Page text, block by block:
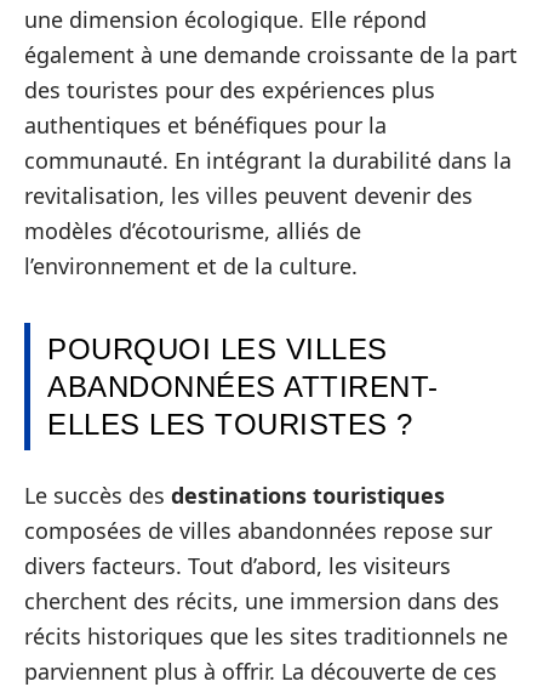
une dimension écologique. Elle répond
également à une demande croissante de la part
des touristes pour des expériences plus
authentiques et bénéfiques pour la
communauté. En intégrant la durabilité dans la
revitalisation, les villes peuvent devenir des
modèles d’écotourisme, alliés de
l’environnement et de la culture.
POURQUOI LES VILLES
ABANDONNÉES ATTIRENT-
ELLES LES TOURISTES ?
Le succès des destinations touristiques
composées de villes abandonnées repose sur
divers facteurs. Tout d’abord, les visiteurs
cherchent des récits, une immersion dans des
récits historiques que les sites traditionnels ne
parviennent plus à offrir. La découverte de ces